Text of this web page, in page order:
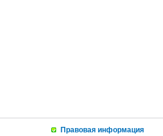
Правовая информация